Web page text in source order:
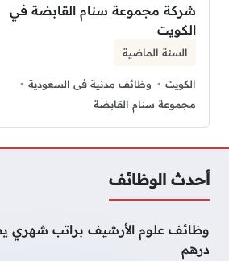
شركة مجموعة سنام القابضة في
الكويت
السنة الماضية
الكويت
وظائف مدنية فى السعودية
مجموعة سنام القابضة
أحدث الوظائف
درهم